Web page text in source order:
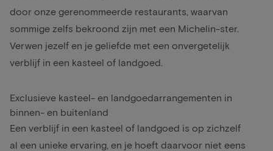
door onze gerenommeerde restaurants, waarvan
sommige zelfs bekroond zijn met een Michelin-ster.
Verwen jezelf en je geliefde met een onvergetelijk
verblijf in een kasteel of landgoed.
Exclusieve kasteel- en landgoedarrangementen in
binnen- en buitenland
Een verblijf in een kasteel of landgoed is op zichzelf
al een unieke ervaring, en je hoeft daarvoor niet eens